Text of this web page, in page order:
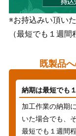
※お持込みい頂い
（最短でも１週間
既製品
納期は最短でも
加工作業の納期
いた場合でも、
最短でも１週間